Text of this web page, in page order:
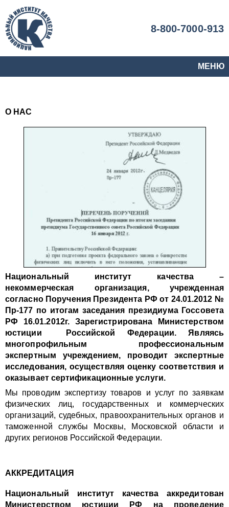
8-800-7000-913
МЕНЮ
О НАС
Национальный институт качества –
некоммерческая организация, учрежденная
согласно Поручения Президента РФ от 24.01.2012 №
Пр-177 по итогам заседания президиума Госсовета
РФ 16.01.2012г. Зарегистрирована Министерством
юстиции Российской Федерации. Являясь
многопрофильным профессиональным
экспертным учреждением, проводит экспертные
исследования, осуществляя оценку соответствия и
оказывает сертификационные услуги.
Мы проводим экспертизу товаров и услуг по заявкам
физических лиц, государственных и коммерческих
организаций, судебных, правоохранительных органов и
таможенной службы Москвы, Московской области и
других регионов Российской Федерации.
АККРЕДИТАЦИЯ
Национальный институт качества аккредитован
Министерством юстиции РФ на проведение